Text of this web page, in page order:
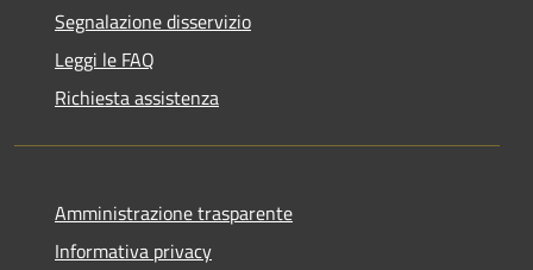
Segnalazione disservizio
Leggi le FAQ
Richiesta assistenza
Amministrazione trasparente
Informativa privacy